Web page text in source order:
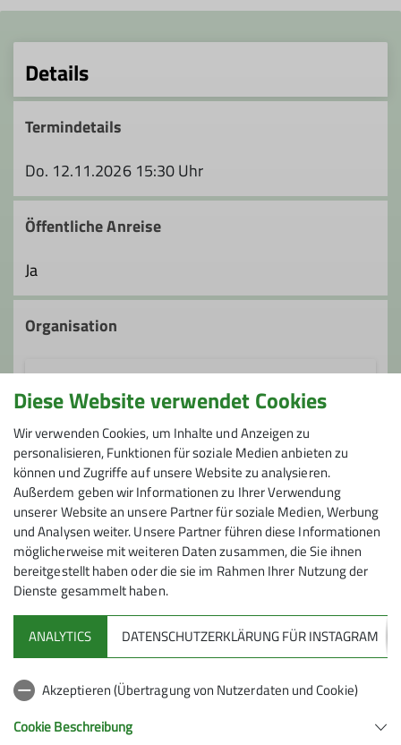
Details
Termindetails
Do. 12.11.2026 15:30 Uhr
Öffentliche Anreise
Ja
Organisation
Helge Seinsch
017624005352
Ämter
Wanderleiter/-in
Gruppe
Kondiwandern
Diese Website verwendet Cookies
Wir verwenden Cookies, um Inhalte und Anzeigen zu
personalisieren, Funktionen für soziale Medien anbieten zu
können und Zugriffe auf unsere Website zu analysieren.
Außerdem geben wir Informationen zu Ihrer Verwendung
unserer Website an unsere Partner für soziale Medien, Werbung
und Analysen weiter. Unsere Partner führen diese Informationen
möglicherweise mit weiteren Daten zusammen, die Sie ihnen
bereitgestellt haben oder die sie im Rahmen Ihrer Nutzung der
Dienste gesammelt haben.
ANALYTICS DATENSCHUTZERKLÄRUNG FÜR INSTAGRAM
Akzeptieren (Übertragung von Nutzerdaten und Cookie)
Cookie Beschreibung